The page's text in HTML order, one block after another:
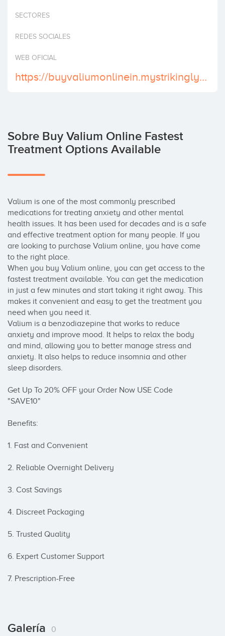
SECTORES
REDES SOCIALES
WEB OFICIAL
https://buyvaliumonlinein.mystrikingly.com
Sobre Buy Valium Online Fastest
Treatment Options Available
Valium is one of the most commonly prescribed
medications for treating anxiety and other mental
health issues. It has been used for decades and is a safe
and effective treatment option for many people. If you
are looking to purchase Valium online, you have come
to the right place.
When you buy Valium online, you can get access to the
fastest treatment available. You can get the medication
in just a few minutes and start taking it right away. This
makes it convenient and easy to get the treatment you
need when you need it.
Valium is a benzodiazepine that works to reduce
anxiety and improve mood. It helps to relax the body
and mind, allowing you to better manage stress and
anxiety. It also helps to reduce insomnia and other
sleep disorders.
Get Up To 20% OFF your Order Now USE Code
"SAVE10"
Benefits:
1. Fast and Convenient
2. Reliable Overnight Delivery
3. Cost Savings
4. Discreet Packaging
5. Trusted Quality
6. Expert Customer Support
7. Prescription-Free
Galería 0